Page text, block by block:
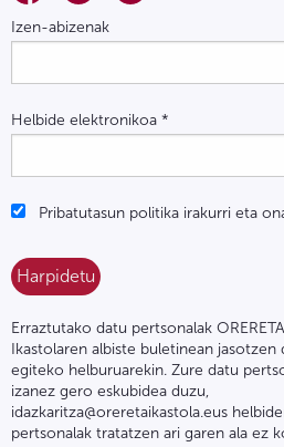
Izen-abizenak
Helbide elektronikoa *
Pribatutasun politika irakurri eta
Erraztutako datu pertsonalak
Ikastolaren albiste buletinean
egiteko helburuarekin. Zure datu
izanez gero eskubidea duzu,
idazkaritza@oreretaikastola.eus
pertsonalak tratatzen ari garen ala ez